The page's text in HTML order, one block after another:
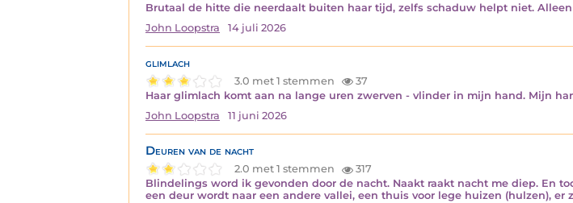
Brutaal de hitte die neerdaalt buiten haar tijd, zelfs schaduw helpt niet.
John Loopstra
14 juli 2026
glimlach
3.0 met 1 stemmen
37
Haar glimlach komt aan na lange uren zwerven - vlinder in mijn hand. Mijn
John Loopstra
11 juni 2026
Deuren van de nacht
2.0 met 1 stemmen
317
Blindelings word ik gevonden door de nacht. Naakt raakt nacht me diep. En
een deur wordt naar een andere vallei, een thuis voor lege huizen (hulzen),